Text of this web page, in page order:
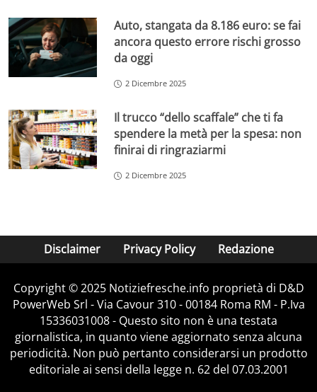
Auto, stangata da 8.186 euro: se fai
ancora questo errore rischi grosso
da oggi
2 Dicembre 2025
Il trucco “dello scaffale” che ti fa
spendere la metà per la spesa: non
finirai di ringraziarmi
2 Dicembre 2025
Disclaimer Privacy Policy Redazione
Copyright © 2025 Notiziefresche.info proprietà di D&D
PowerWeb Srl - Via Cavour 310 - 00184 Roma RM - P.Iva
15336031008 - Questo sito non è una testata
giornalistica, in quanto viene aggiornato senza alcuna
periodicità. Non può pertanto considerarsi un prodotto
editoriale ai sensi della legge n. 62 del 07.03.2001